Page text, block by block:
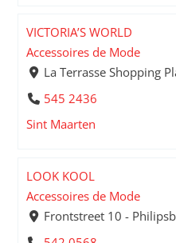
VICTORIA’S WORLD
Accessoires de Mode
La Terrasse Shopping
545 2436
Sint Maarten
LOOK KOOL
Accessoires de Mode
Frontstreet 10 -